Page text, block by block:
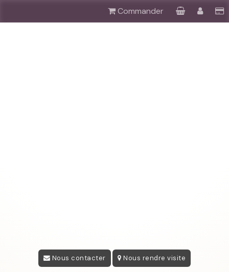
Commander
Nous contacter Nous rendre visite